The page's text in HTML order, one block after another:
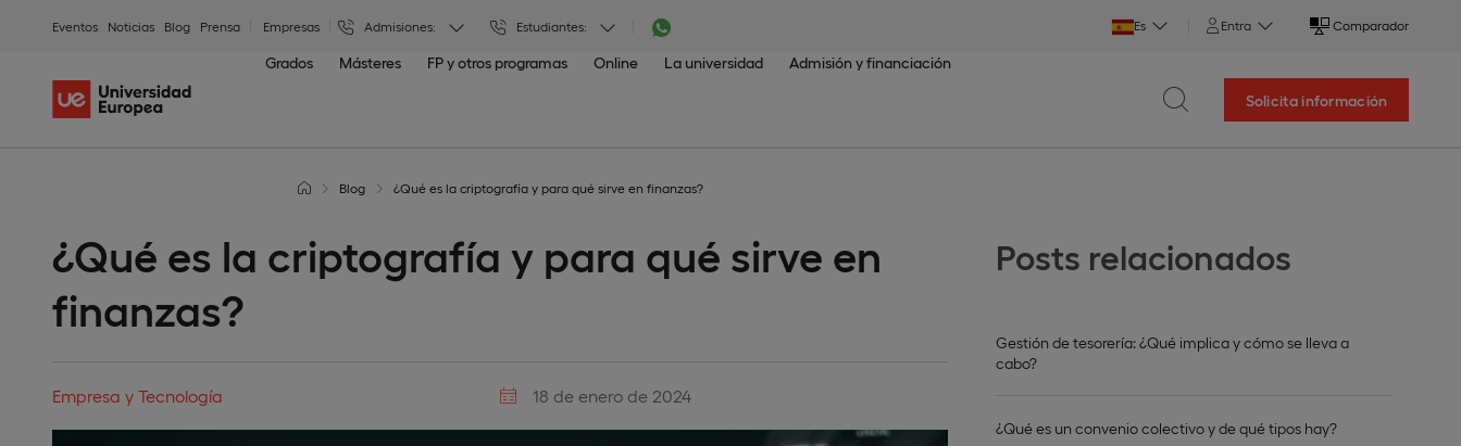
Eventos Noticias Blog Prensa Empresas Admisiones: Estudiantes: Es Entra Comparador
Grados Másteres FP y otros programas Online La universidad Admisión y financiación
Solicita información
Posts relacionados
Gestión de tesorería: ¿Qué implica y cómo se lleva a
cabo?
¿Qué es un convenio colectivo y de qué tipos hay?
Blog ¿Qué es la criptografía y para qué sirve en finanzas?
¿Qué es la criptografía y para qué sirve en
finanzas?
Empresa y Tecnología 18 de enero de 2024